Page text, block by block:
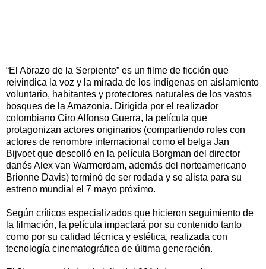
“El Abrazo de la Serpiente” es un filme de ficción que
reivindica la voz y la mirada de los indígenas en aislamiento
voluntario, habitantes y protectores naturales de los vastos
bosques de la Amazonia. Dirigida por el realizador
colombiano Ciro Alfonso Guerra, la película que
protagonizan actores originarios (compartiendo roles con
actores de renombre internacional como el belga Jan
Bijvoet que descolló en la película Borgman del director
danés Alex van Warmerdam, además del norteamericano
Brionne Davis) terminó de ser rodada y se alista para su
estreno mundial el 7 mayo próximo.
Según críticos especializados que hicieron seguimiento de
la filmación, la película impactará por su contenido tanto
como por su calidad técnica y estética, realizada con
tecnología cinematográfica de última generación.